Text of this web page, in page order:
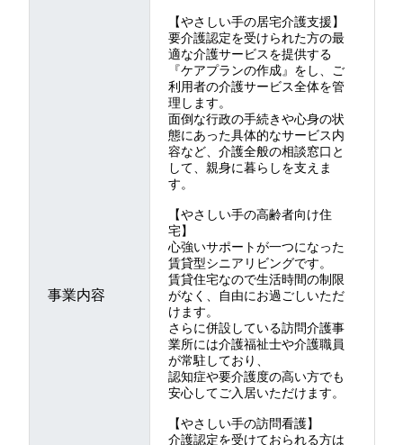
事業内容
【やさしい手の居宅介護支援】
要介護認定を受けられた方の最
適な介護サービスを提供する
『ケアプランの作成』をし、ご
利用者の介護サービス全体を管
理します。
面倒な行政の手続きや心身の状
態にあった具体的なサービス内
容など、介護全般の相談窓口と
して、親身に暮らしを支えま
す。
【やさしい手の高齢者向け住
宅】
心強いサポートが一つになった
賃貸型シニアリビングです。
賃貸住宅なので生活時間の制限
がなく、自由にお過ごしいただ
けます。
さらに併設している訪問介護事
業所には介護福祉士や介護職員
が常駐しており、
認知症や要介護度の高い方でも
安心してご入居いただけます。
【やさしい手の訪問看護】
介護認定を受けておられる方は